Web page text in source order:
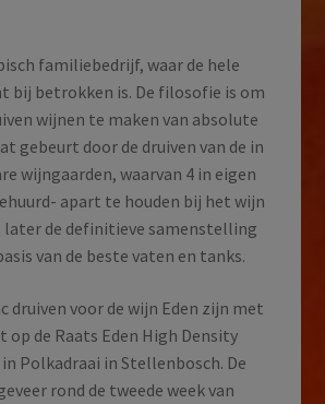
familiebedrijf, waar de hele
bij betrokken is. De filosofie is om
wijnen te maken van absolute
gebeurt door de druiven van de in
wijngaarden, waarvan 4 in eigen
apart te houden bij het wijn
later de definitieve samenstelling
van de beste vaten en tanks.
druiven voor de wijn Eden zijn met
op de Raats Eden High Density
Polkadraai in Stellenbosch. De
rond de tweede week van